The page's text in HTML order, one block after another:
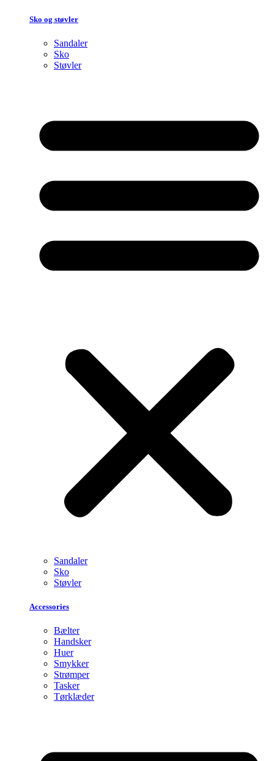
Sko og støvler
Sandaler
Sko
Støvler
Sandaler
Sko
Støvler
Accessories
Bælter
Handsker
Huer
Smykker
Strømper
Tasker
Tørklæder